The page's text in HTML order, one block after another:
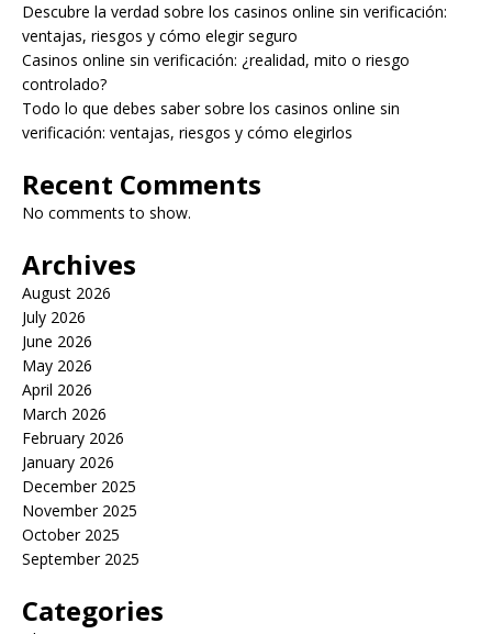
Descubre la verdad sobre los casinos online sin verificación:
ventajas, riesgos y cómo elegir seguro
Casinos online sin verificación: ¿realidad, mito o riesgo
controlado?
Todo lo que debes saber sobre los casinos online sin
verificación: ventajas, riesgos y cómo elegirlos
Recent Comments
No comments to show.
Archives
August 2026
July 2026
June 2026
May 2026
April 2026
March 2026
February 2026
January 2026
December 2025
November 2025
October 2025
September 2025
Categories